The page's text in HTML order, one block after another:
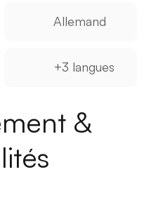
Allemand
+3 langues
&